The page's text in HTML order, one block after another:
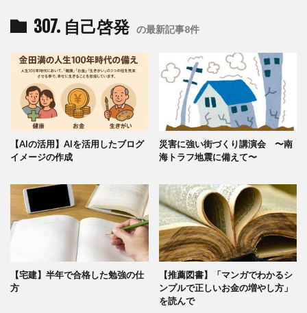
307. 自己啓発 の最新記事8件
【AIの活用】AIを活用したブログ
イメージの作成
災害に強い街づくり講演会 〜南
海トラフ地震に備えて〜
【宅建】半年で合格した勉強の仕
方
【推薦図書】「マンガでわかるシ
ンプルで正しいお金の増やし方」
を読んで